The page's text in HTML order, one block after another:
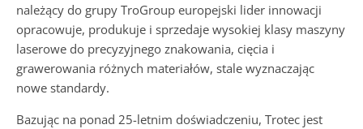
należący do grupy TroGroup europejski lider innowacji
opracowuje, produkuje i sprzedaje wysokiej klasy maszyny
laserowe do precyzyjnego znakowania, cięcia i
grawerowania różnych materiałów, stale wyznaczając
nowe standardy.
Bazując na ponad 25-letnim doświadczeniu, Trotec jest